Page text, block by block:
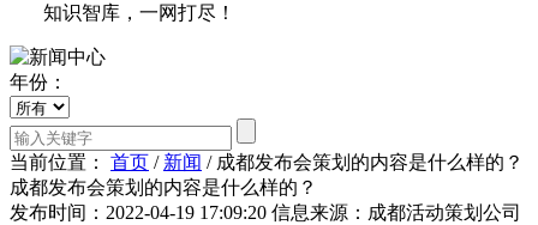
知识智库，一网打尽！
年份：
当前位置： 首页 / 新闻 / 成都发布会策划的内容是什么样的？
成都发布会策划的内容是什么样的？
发布时间：2022-04-19 17:09:20 信息来源：成都活动策划公司